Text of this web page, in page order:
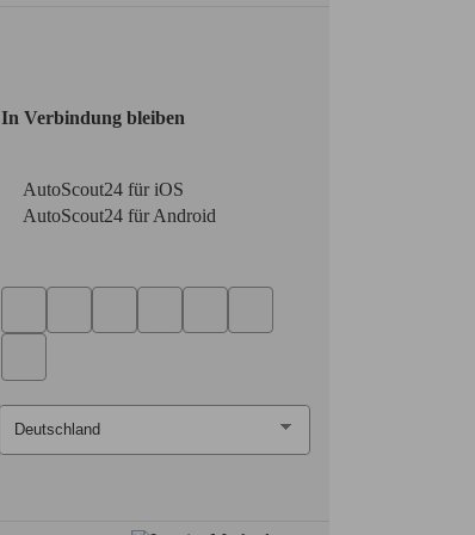
In Verbindung bleiben
AutoScout24 für iOS
AutoScout24 für Android